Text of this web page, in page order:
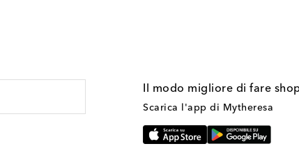
Il modo migliore di fare
Scarica l'app di Mytheresa